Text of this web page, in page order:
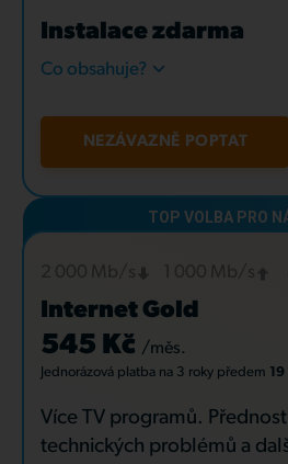
Instalace zdarma
Co obsahuje?
NEZÁVAZNĚ POPTAT
Internet Gold
545 Kč /měs.
Jednorázová platba na 3 roky předem
Více TV programů.
technických problémů a